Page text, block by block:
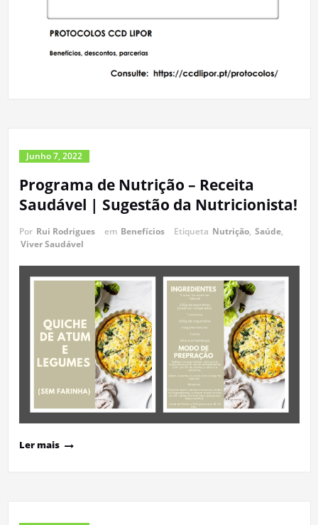
Junho 7, 2022
Programa de Nutrição – Receita
Saudável | Sugestão da Nutricionista!
Por Rui Rodrigues em Benefícios Etiqueta Nutrição, Saúde,
Viver Saudável
Ler mais